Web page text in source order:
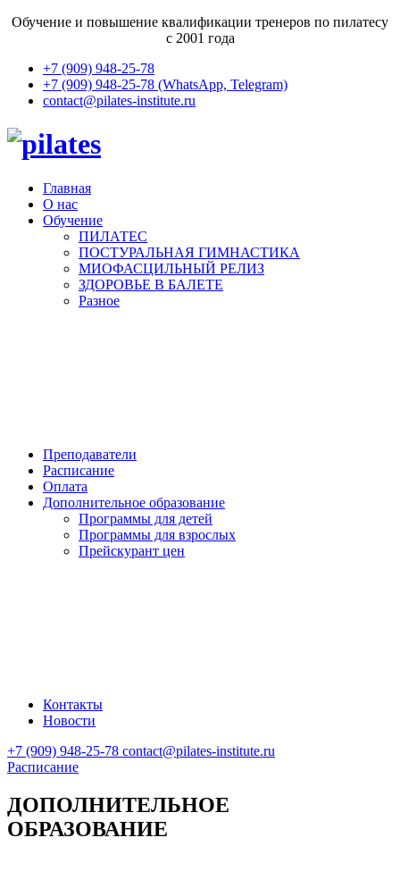
Обучение и повышение квалификации тренеров по пилатесу
с 2001 года
+7 (909) 948-25-78
+7 (909) 948-25-78 (WhatsApp, Telegram)
contact@pilates-institute.ru
Главная
О нас
Обучение
ПИЛАТЕС
ПОСТУРАЛЬНАЯ ГИМНАСТИКА
МИОФАСЦИЛЬНЫЙ РЕЛИЗ
ЗДОРОВЬЕ В БАЛЕТЕ
Разное
Преподаватели
Расписание
Оплата
Дополнительное образование
Программы для детей
Программы для взрослых
Прейскурант цен
Контакты
Новости
+7 (909) 948-25-78 contact@pilates-institute.ru
Расписание
ДОПОЛНИТЕЛЬНОЕ
ОБРАЗОВАНИЕ